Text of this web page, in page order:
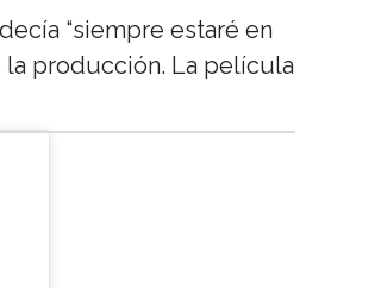
“siempre estaré en
la producción. La película